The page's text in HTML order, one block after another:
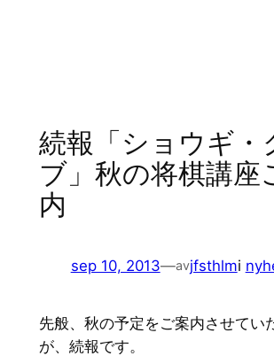
続報「ショウギ・
ブ」秋の将棋講座
内
sep 10, 2013—avjfsthlmi
先般、秋の予定をご案内させてい
が、続報です。